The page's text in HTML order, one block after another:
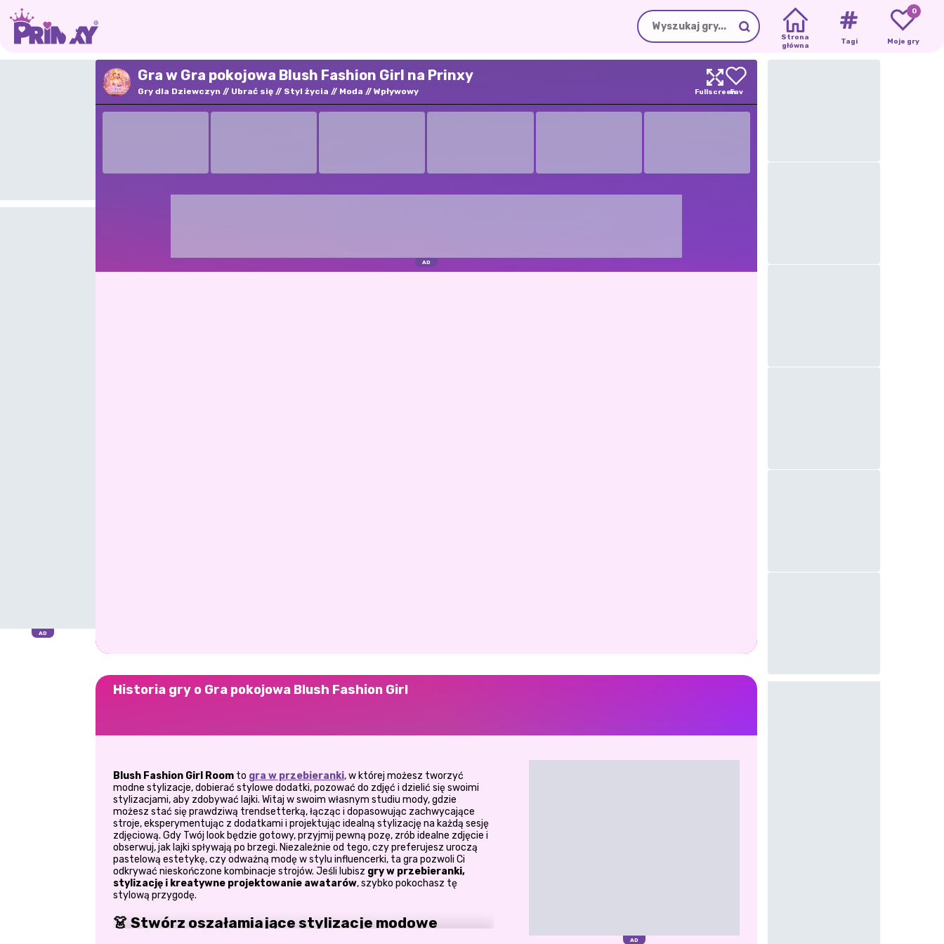
Strona
główna
Tagi
0
Moje gry
Gra w Gra pokojowa Blush Fashion Girl na Prinxy
Gry dla Dziewczyn Ubrać się Styl życia Moda Wpływowy
Historia gry o Gra pokojowa Blush Fashion Girl
Blush Fashion Girl Room to gra w przebieranki, w której możesz tworzyć
modne stylizacje, dobierać stylowe dodatki, pozować do zdjęć i dzielić się swoimi
stylizacjami, aby zdobywać lajki. Witaj w swoim własnym studiu mody, gdzie
możesz stać się prawdziwą trendsetterką, łącząc i dopasowując zachwycające
stroje, eksperymentując z dodatkami i projektując idealną stylizację na każdą sesję
zdjęciową. Gdy Twój look będzie gotowy, przyjmij pewną pozę, zrób idealne zdjęcie i
obserwuj, jak lajki spływają po brzegi. Niezależnie od tego, czy preferujesz uroczą
pastelową estetykę, czy odważną modę w stylu influencerki, ta gra pozwoli Ci
odkrywać nieskończone kombinacje strojów. Jeśli lubisz gry w przebieranki,
stylizację i kreatywne projektowanie awatarów, szybko pokochasz tę
stylową przygodę.
👗 Stwórz oszałamiające stylizacje modowe